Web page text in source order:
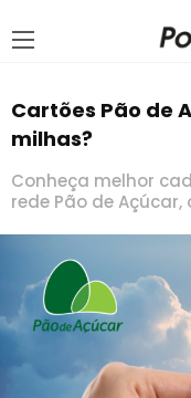
Cartões Pão de
milhas?
Conheça melhor
rede Pão de